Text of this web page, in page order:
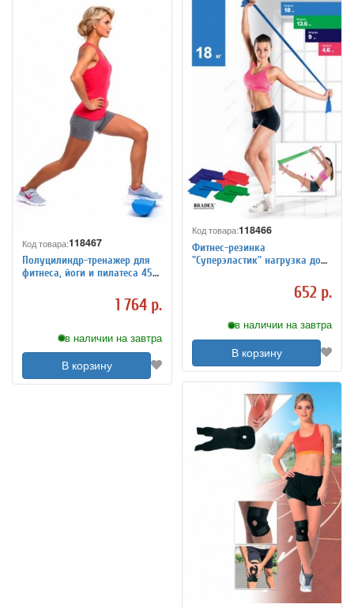
Код товара:118467
Полуцилиндр-тренажер для
фитнеса, йоги и пилатеса 45
1 764 р.
в наличии на завтра
В корзину
Код товара:118466
Фитнес-резинка
"Суперэластик" нагрузка до
652 р.
в наличии на завтра
В корзину